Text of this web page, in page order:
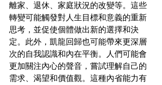
離家、退休、家庭狀況的改變等。這些
轉變可能觸發對人生目標和意義的重新
思考，並促使個體做出新的選擇和決
定。此外，凱龍回歸也可能帶來更深層
次的自我認識和內在平衡。人們可能會
更加關注內心的聲音，嘗試理解自己的
需求、渴望和價值觀。這種內省能力有